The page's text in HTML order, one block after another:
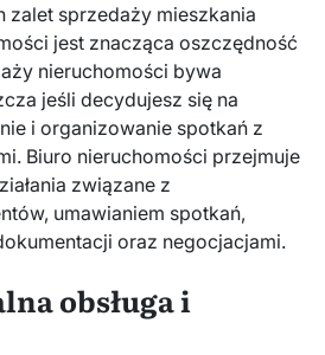
zalet sprzedaży mieszkania
jest znacząca oszczędność
nieruchomości bywa
jeśli decydujesz się na
i organizowanie spotkań z
Biuro nieruchomości przejmuje
związane z
umawianiem spotkań,
oraz negocjacjami.
obsługa i